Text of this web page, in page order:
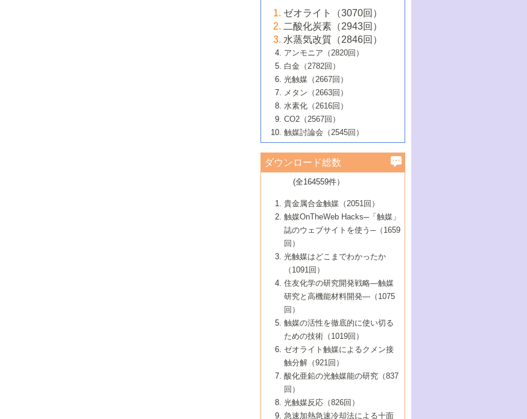
大学：オンライン・対面開催）
6号 メタン転換技術の最新動向
B号 第125回触媒討論会（2020年・工学
院大学）
5号 固体触媒による含窒素有機化合物変
換の最前線
6号 貴金属使用量低減に向けた自動車排
ガス浄化触媒の開発
B号 第123回触媒討論会（2019年・大阪
B号 第121回触媒討論会（2018年・東京
大学）
5号 水素のふるまいを解き明かす最先端
研究
6号 低級アルカンの有効利用のための触
媒技術
B号 第119回触媒討論会（2017年・首都
大学東京）
媒技術
3号 触媒研究の最先端～とびたて若き研究
者たち～（1）
4号 触媒研究の最先端～とびたて若き研究
者たち～（2）
5号 触媒研究の最先端～とびたて若き研究
者たち～（3）
6号 イオニクス材料と燃料電池・電解合成
の最新の研究動向
B号 第117回触媒討論会（2016年・大阪府
立大学）
2号 石油精製用触媒の最近の進展
3号 固体酸化物形燃料電池（SOFC）におけ
るアノード触媒上での燃料直接改質技術
4号 コアシェル構造の制御による触媒機能
5号 工業触媒およびその周辺技術の最近の
進歩
6号 ナノシート
B号 第115回触媒討論会（2015年・成蹊大
2号 光触媒反応機構に関する最新の研究動
向
開発動向
4号 人工光合成に向けた近年のアプローチ
5号 未利用熱エネルギーの有効活用に貢献
する触媒技術
6号 ポリオキソメタレート
B号 第113回触媒討論会（2014年・ロワジ
ールホテル豊橋）
1号 高耐久性燃料電池システム用触媒にお
ける新展開
2号 リビングラジカル重合の最近の動向
3号 天然ガスの化学工業的展開に関する触
媒技術
4号 貴金属触媒の精密構造制御とその活用
5号 バイオマス化成品製造のための固体触
6号 ナノ空間─吸着状態解析から新機能開拓
B号 第111回触媒討論会（2013年・関西大
▼54巻（2012年）
1号 規則性多孔体の利用技術における最近
の進歩
2号 第109回触媒討論会
3号 貴金属低減技術の最新動向
4号 貴金属代替技術の最新動向
5号 光触媒による物質変換反応の新展開
6号 グラフェン
7号 水素を利用する化成品合成の新潮流
▼53巻（2011年）
1号 金属学から見る合金触媒の新展開
2号 第107回触媒討論会
3号 触媒のその場観察法の進歩（１）
4号 触媒のその場観察法の進歩（２）
5号 不活性結合の触媒的活性化による有機
合成
6号 新しい固体酸触媒技術
7号 ゼオライト合成における最近の進歩
▼52巻（2010年）
1号 触媒の劣化対策と長寿命触媒開発
2号 第105回触媒討論会
3号 ナノ構造が拓く新機能
4号 活性サイトおよびその環境の精密な設
計による触媒の高機能化
5号 触媒を有効に使うための技術
7号 有機分子触媒による精密有機合成
8号 高機能化ポリオレフィンに向けた重合
触媒の最近の進展
1号 炭素材料－熱い注目を集める材料－
2号 第103回触媒討論会
3号 環境浄化用光触媒の現状と課題
4号 水素社会の実現に向けた水素製造・貯
蔵技術の進歩
5号 CO2が関わる触媒・材料
7号 持続可能社会実現のための触媒および
触媒関連技術
▼50巻（2008年）
1号 触媒化学と学会のこの10年，半世紀，
そして未来
2号 第101回触媒討論会
4号 錯体を利用したユニークな表面構造の
構築と機能
5号 若手会員による触媒研究の未来展望1：
企業編
6号 第102回触媒討論会
7号 触媒・化学反応における計算化学の進
8号 若手研究者による触媒研究の未来展望
2：大学・研究所編
▼49巻（2007年）
1号 含フッ素化合物の合成と触媒
2号 第99回触媒討論会
3号 実用的ファインケミカル合成プロセス
を実現する触媒
5号 こんな物質，あんな物質―新たな触媒
の可能性―
7号 『結晶の化学』を活かした触媒研究
8号 イオン液体の応用
▼48巻（2006年）
1号 固体酸触媒の最近の進歩
2号 第97回触媒討論会
3号 リビング重合触媒の最近の展開
5号 水素製造・貯蔵のための触媒技術の新
しい展開
6号 第98回触媒討論会
7号 基礎化学品製造の触媒技術
8号 多機能型リアクター
1号 最近の触媒担体とその効果
2号 第95回触媒討論会
4号 水分解用光触媒材料
5号 時間分解分光の進歩と応用
6号 第96回触媒討論会
8号 超臨界流体を用いた化学プロセスの新
▼46巻（2004年）
1号 部分酸化反応触媒の最前線
2号 第93回触媒討論会
3号 特殊エネルギー場の触媒反応
4号 生体内における金属の触媒作用
5号 ファインケミカルズの展開に寄与する
6号 第94回触媒討論会
7号 サブナノレベルでみた新しい表面現象
8号 オレフィン重合触媒の新たな展
▼45巻（2003年）
1号 なぜこの触媒が良いのか？
2号 第91回触媒討論会
3号 最近の自動車排ガス処理技術
4号 触媒研究の現状と将来─第90回触媒討論
5号 基礎化学品製造の触媒技術
6号 第92回触媒討論会
7号 基礎化学品製造の触媒技術
8号 資源の循環と触媒技術
▼44巻（2002年）
1号 高次制御された触媒の化学
2号 第89回触媒討論会
3号 触媒を利用した電気化学の新展開
4号 ナノ材料の調製と機能化
5号 こんな触媒が欲しい
6号 第90回触媒討論会
7号 触媒研究と学術雑誌/情報
8号 若い世代からみた触媒化学の現状と未
▼43巻（2001年）
1号 グリーンケミストリーと触媒
2号 第87回触媒討論会特集号
3号 生体触媒とバイオプロセス
4号 水素製造・利用の触媒化学
5号 触媒研究における新しい切り口：コン
ビナトリアルケミストリー
6号 第88回触媒討論会特集号
7号 企業における触媒研究のブレークスル
8号 この材料を触媒として使ってみません
▼42巻（2000年）
1号 触媒反応工学の明日を拓く
2号 第85回触媒討論会
3号 反応ダイナミクス
5号 触媒のおもしろさをどのように伝える
6号 第86回触媒討論会
7号 水素化精製触媒の新しい展開
8号 新しい反応性と機能性を目指した金属
クラスタ-化学
▼41巻（1999年）
1号 孔、穴、あな?-特異な空間とその利用-
2号 第83回触媒討論会
3号 均一系触媒反応最前線
4号 実用炭素材料の新展開
5号 研究の方法論を考える
7号 機能性金属材料と触媒
8号 触媒研究へのNMRの応用と展望
▼40巻（1998年）
進展と21世紀への提言/創立40周年記念・触
媒学会この10年の歩みとこれから/創立40周
2号 第81回触媒討論会
3号 計算機触媒化学へのさそい
4号 触媒劣化の制御と予測
5号 最新の実用プロセスと触媒
6号 第82回触媒討論会
1号 均一系と不均一系触媒反応-その特徴と
接点
2号 第79回触媒討論会
3号 最新NO除去触媒の実用化研究
4号 新しい反応場を目指した触媒調製
5号 反応・分離技術の新しい展開
6号 第80回触媒討論会
▼38巻（1996年）
1号 触媒の構造と触媒作用/C1化学を中心と
する21世紀への触媒
3号 オリンピックメダル:金・銀・銅はどん
な触媒作用を示すか
4号 触媒作用における機能の複合化
▼37巻（1995年）
1号 ファインケミカルズと固体触媒
2号 第75回触媒討論会
3号 希土類を利用した触媒
4号 触媒とリサイクル
5号 エネルギー変換触媒
▼36巻（1994年）
1号 電気化学と触媒
2号 第73回触媒討論会
3号 C4化学の展開
4号 《通常号》
▼35巻（1993年）
1号 工業触媒開発マニュアル―探索から工
業化まで
2号 第71回触媒討論会
▼34巻（1992年）
1号 インパクトを与えたこの研究
2号 第69回触媒討論会
▼33巻（1991年）
1号 触媒プロセス開発マニュアル―探索か
▼32巻（1990年）
ゼオライト（3070回）
二酸化炭素（2943回）
水蒸気改質（2846回）
アンモニア（2820回）
白金（2782回）
光触媒（2667回）
メタン（2663回）
水素化（2616回）
CO2（2567回）
触媒討論会（2545回）
ダウンロード総数
(全164559件）
貴金属合金触媒（2051回）
触媒OnTheWeb Hacks─「触媒」
誌のウェブサイトを使う─（1659
回）
光触媒はどこまでわかったか
（1091回）
住友化学の研究開発戦略―触媒
研究と高機能材料開発―（1075
回）
触媒の活性を徹底的に使い切る
ための技術（1019回）
ゼオライト触媒によるクメン接
触分解（921回）
酸化亜鉛の光触媒能の研究（837
回）
光触媒反応（826回）
急速加熱急速冷却法による十面